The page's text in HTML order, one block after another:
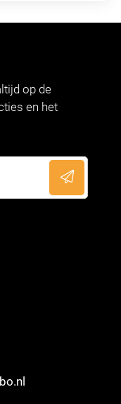
op de
en het